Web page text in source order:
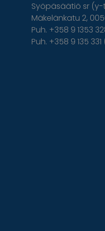
Syöpäsäätiö sr (y-
Mäkelänkatu 2,
Puh. +358 9 1353
Puh. +358 9 135